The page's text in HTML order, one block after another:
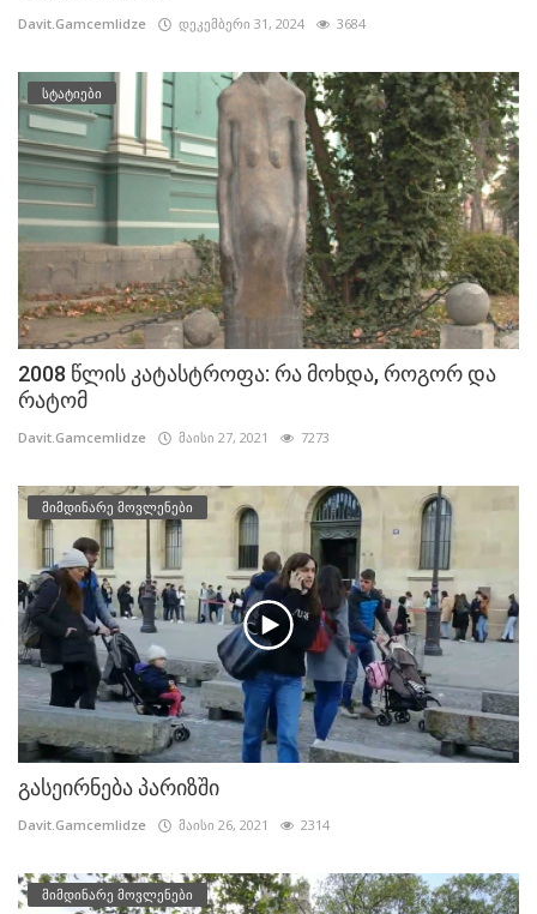
Davit.Gamcemlidze დეკემბერი 31, 2024 3684
სტატიები
2008 წლის კატასტროფა: რა მოხდა, როგორ და
რატომ
Davit.Gamcemlidze მაისი 27, 2021 7273
მიმდინარე მოვლენები
გასეირნება პარიზში
Davit.Gamcemlidze მაისი 26, 2021 2314
მიმდინარე მოვლენები